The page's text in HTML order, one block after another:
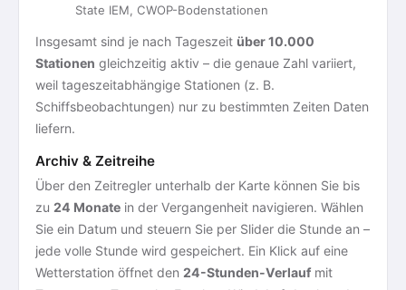
State IEM, CWOP-Bodenstationen
Insgesamt sind je nach Tageszeit über 10.000
Stationen gleichzeitig aktiv – die genaue Zahl variiert,
weil tageszeitabhängige Stationen (z. B.
Schiffsbeobachtungen) nur zu bestimmten Zeiten Daten
liefern.
Archiv & Zeitreihe
Über den Zeitregler unterhalb der Karte können Sie bis
zu 24 Monate in der Vergangenheit navigieren. Wählen
Sie ein Datum und steuern Sie per Slider die Stunde an –
jede volle Stunde wird gespeichert. Ein Klick auf eine
Wetterstation öffnet den 24-Stunden-Verlauf mit